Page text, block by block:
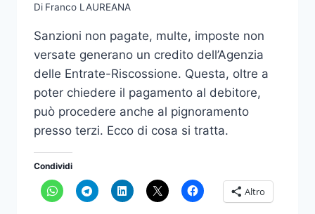
Di Franco LAUREANA
Sanzioni non pagate, multe, imposte non
versate generano un credito dell’Agenzia
delle Entrate-Riscossione. Questa, oltre a
poter chiedere il pagamento al debitore,
può procedere anche al pignoramento
presso terzi. Ecco di cosa si tratta.
Condividi
Altro